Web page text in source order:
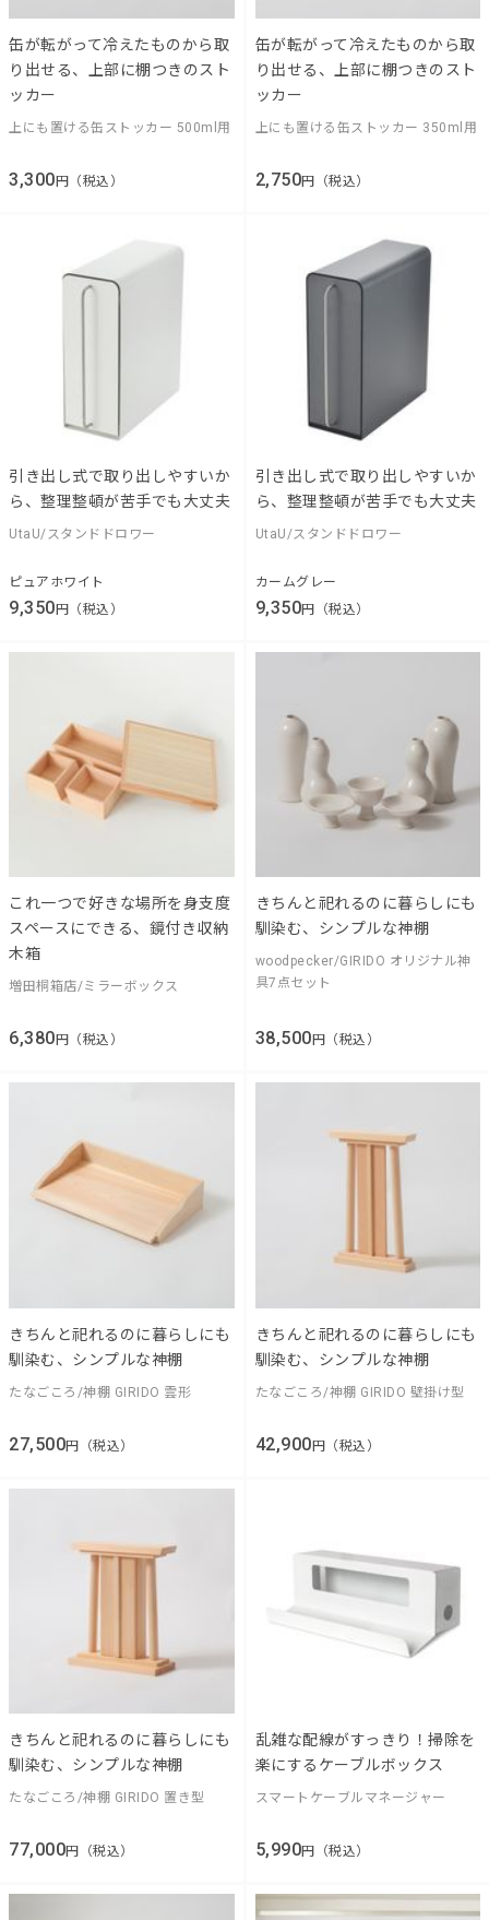
缶が転がって冷えたものから取
り出せる、上部に棚つきのスト
ッカー
上にも置ける缶ストッカー 500ml用
3,300 円（税込）
缶が転がって冷えたものから取
り出せる、上部に棚つきのスト
ッカー
上にも置ける缶ストッカー 350ml用
2,750円（税込）
引き出し式で取り出しやすいか
ら、整理整頓が苦手でも大丈夫
UtaU/スタンドドロワー
ピュアホワイト
9,350円（税込）
引き出し式で取り出しやすいか
ら、整理整頓が苦手でも大丈夫
UtaU/スタンドドロワー
カームグレー
9,350円（税込）
これ一つで好きな場所を身支度
スペースにできる、鏡付き収納
木箱
増田桐箱店/ミラーボックス
6,380 円（税込）
きちんと祀れるのに暮らしにも
馴染む、シンプルな神棚
woodpecker/GIRIDO オリジナル神
具7点セット
38,500 円（税込）
きちんと祀れるのに暮らしにも
馴染む、シンプルな神棚
たなごころ/神棚 GIRIDO 雲形
27,500円（税込）
きちんと祀れるのに暮らしにも
馴染む、シンプルな神棚
たなごころ/神棚 GIRIDO 壁掛け型
42,900円（税込）
きちんと祀れるのに暮らしにも
馴染む、シンプルな神棚
たなごころ/神棚 GIRIDO 置き型
77,000円（税込）
乱雑な配線がすっきり！掃除を
楽にするケーブルボックス
スマートケーブルマネージャー
5,990円（税込）